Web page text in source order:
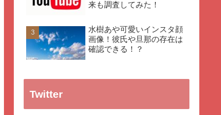
来も調査してみた！
水樹あや可愛いインスタ顔
画像！彼氏や旦那の存在は
確認できる！？
Twitter